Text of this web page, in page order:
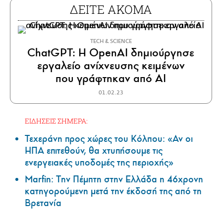
ΔΕΙΤΕ ΑΚΟΜΑ
ΤECH & SCIENCE
ChatGPT: Η OpenAI δημιούργησε
εργαλείο ανίχνευσης κειμένων
που γράφτηκαν από ΑΙ
01.02.23
ΕΙΔΗΣΕΙΣ ΣΗΜΕΡΑ:
Τεχεράνη προς χώρες του Κόλπου: «Αν οι
ΗΠΑ επιτεθούν, θα χτυπήσουμε τις
ενεργειακές υποδομές της περιοχής»
Marfin: Την Πέμπτη στην Ελλάδα η 46χρονη
κατηγορούμενη μετά την έκδοσή της από τη
Βρετανία